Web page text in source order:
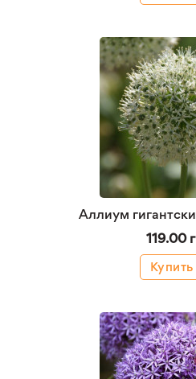
Аллиум
119.00
Купить